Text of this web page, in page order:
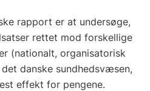
rapport er at undersøge,
rettet mod forskellige
(nationalt, organisatorisk
danske sundhedsvæsen,
effekt for pengene.